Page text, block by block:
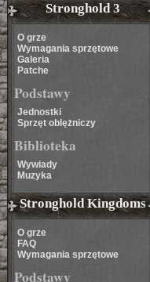
Stronghold 3
O grze
Wymagania sprzętowe
Galeria
Patche
Podstawy
Jednostki
Sprzęt oblężniczy
Biblioteka
Wywiady
Muzyka
Stronghold Kingdoms
O grze
FAQ
Wymagania sprzętowe
Podstawy